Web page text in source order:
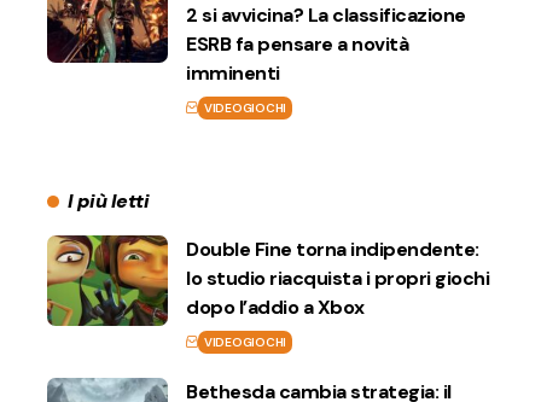
2 si avvicina? La classificazione
ESRB fa pensare a novità
imminenti
VIDEOGIOCHI
I più letti
Double Fine torna indipendente:
lo studio riacquista i propri giochi
dopo l’addio a Xbox
VIDEOGIOCHI
Bethesda cambia strategia: il